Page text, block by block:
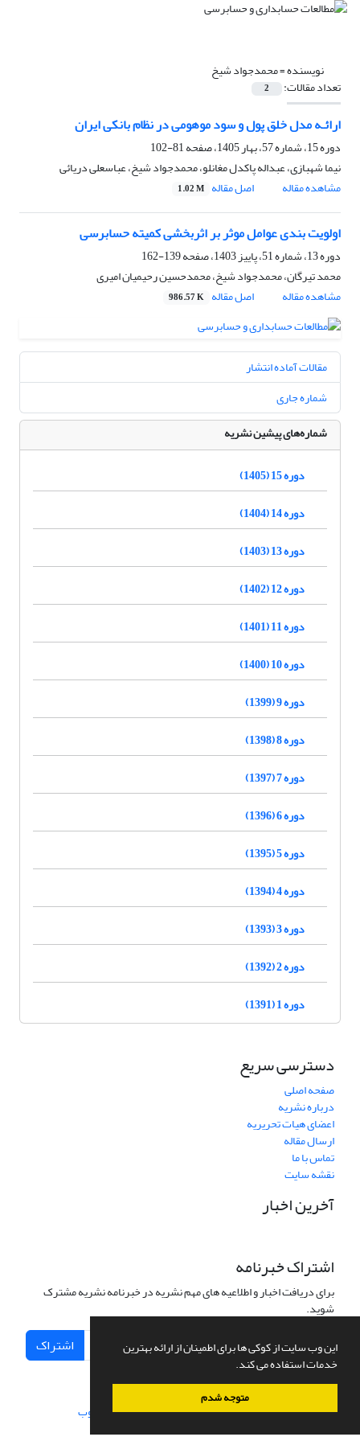
این وب سایت از کوکی ها برای اطمینان از ارائه بهترین
خدمات استفاده می کند.
متوجه شدم
نویسنده =محمدجواد شیخ
تعداد مقالات: 2
ارائـه مدل خلق پول و سود موهومی در نظام بانکی ایران
دوره 15، شماره 57، بهار 1405، صفحه
81-102
نیما شهبازی، عبداله پاکدل مغانلو، محمدجواد شیخ، عباسعلی دریائی
مشاهده مقاله
اصل مقاله 1.02 M
اولویت بندی عوامل موثر بر اثربخشی کمیته حسابرسی
دوره 13، شماره 51، پاییز 1403، صفحه
139-162
محمد تیرگان، محمدجواد شیخ، محمدحسین رحیمیان امیری
مشاهده مقاله
اصل مقاله 986.57 K
مقالات آماده انتشار
شماره جاری
شماره‌های پیشین نشریه
دوره 15 (1405)
دوره 14 (1404)
دوره 13 (1403)
دوره 12 (1402)
دوره 11 (1401)
دوره 10 (1400)
دوره 9 (1399)
دوره 8 (1398)
دوره 7 (1397)
دوره 6 (1396)
دوره 5 (1395)
دوره 4 (1394)
دوره 3 (1393)
دوره 2 (1392)
دوره 1 (1391)
دسترسی سریع
صفحه اصلی
درباره نشریه
اعضای هیات تحریریه
ارسال مقاله
تماس با ما
نقشه سایت
آخرین اخبار
اشتراک خبرنامه
برای دریافت اخبار و اطلاعیه های مهم نشریه در خبرنامه نشریه مشترک
شوید.
اشتراک
سامانه مدیریت نشریات علمی.طراحی و پیاده سازی از سیناوب